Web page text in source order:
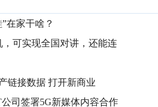
在家干啥？
，可实现全国对讲，还能连
链接数据 打开新商业
司签署5G新媒体内容合作